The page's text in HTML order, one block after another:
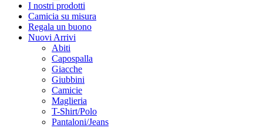
I nostri prodotti
Camicia su misura
Regala un buono
Nuovi Arrivi
Abiti
Capospalla
Giacche
Giubbini
Camicie
Maglieria
T-Shirt/Polo
Pantaloni/Jeans